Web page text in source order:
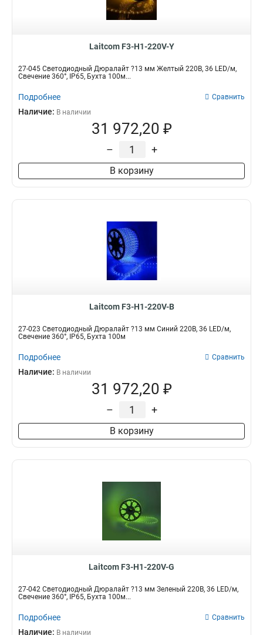
Laitcom F3-H1-220V-Y
27-045 Светодиодный Дюралайт ?13 мм Желтый 220В, 36 LED/м,
Свечение 360°, IP65, Бухта 100м...
Подробнее Сравнить
Наличие: В наличии
31 972,20 ₽
– +
В корзину
Laitcom F3-H1-220V-B
27-023 Светодиодный Дюралайт ?13 мм Синий 220В, 36 LED/м,
Свечение 360°, IP65, Бухта 100м
Подробнее Сравнить
Наличие: В наличии
31 972,20 ₽
– +
В корзину
Laitcom F3-H1-220V-G
27-042 Светодиодный Дюралайт ?13 мм Зеленый 220В, 36 LED/м,
Свечение 360°, IP65, Бухта 100м...
Подробнее Сравнить
Наличие: В наличии